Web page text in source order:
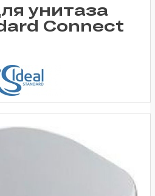
для
в ванную
унитаза
Connect